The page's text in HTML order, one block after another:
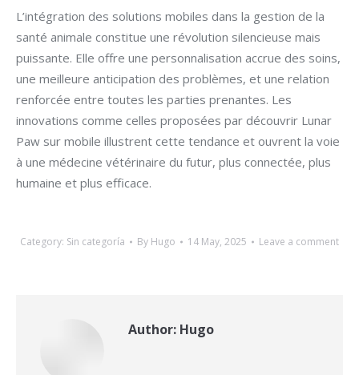
L’intégration des solutions mobiles dans la gestion de la
santé animale constitue une révolution silencieuse mais
puissante. Elle offre une personnalisation accrue des soins,
une meilleure anticipation des problèmes, et une relation
renforcée entre toutes les parties prenantes. Les
innovations comme celles proposées par découvrir Lunar
Paw sur mobile illustrent cette tendance et ouvrent la voie
à une médecine vétérinaire du futur, plus connectée, plus
humaine et plus efficace.
Category: Sin categoría By Hugo 14 May, 2025 Leave a comment
Author: Hugo